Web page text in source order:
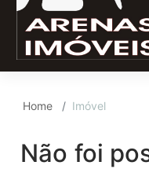
Home Imóvel
Não foi